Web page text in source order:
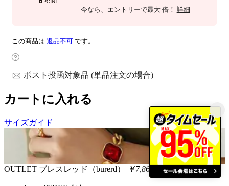
今なら 、エントリーで最大 倍！ 詳細
この商品は 返品不可 です。
ポスト投函対象品 (単品注文の場合)
カートに入れる
サイズガイド
OUTLET ブレスレッド（burerd） ￥7,866 税込